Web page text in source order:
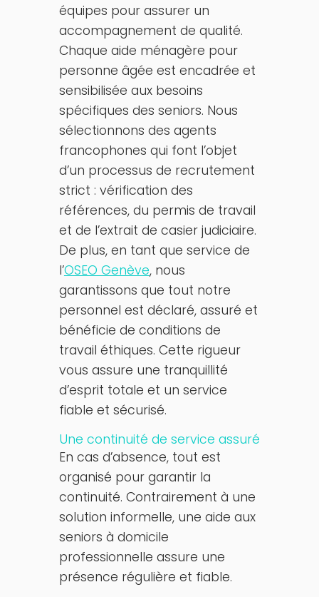
équipes pour assurer un
accompagnement de qualité.
Chaque aide ménagère pour
personne âgée est encadrée et
sensibilisée aux besoins
spécifiques des seniors. Nous
sélectionnons des agents
francophones qui font l’objet
d’un processus de recrutement
strict : vérification des
références, du permis de travail
et de l’extrait de casier judiciaire.
De plus, en tant que service de
l’OSEO Genève, nous
garantissons que tout notre
personnel est déclaré, assuré et
bénéficie de conditions de
travail éthiques. Cette rigueur
vous assure une tranquillité
d’esprit totale et un service
fiable et sécurisé.
Une continuité de service assuré
En cas d’absence, tout est
organisé pour garantir la
continuité. Contrairement à une
solution informelle, une aide aux
seniors à domicile
professionnelle assure une
présence régulière et fiable.